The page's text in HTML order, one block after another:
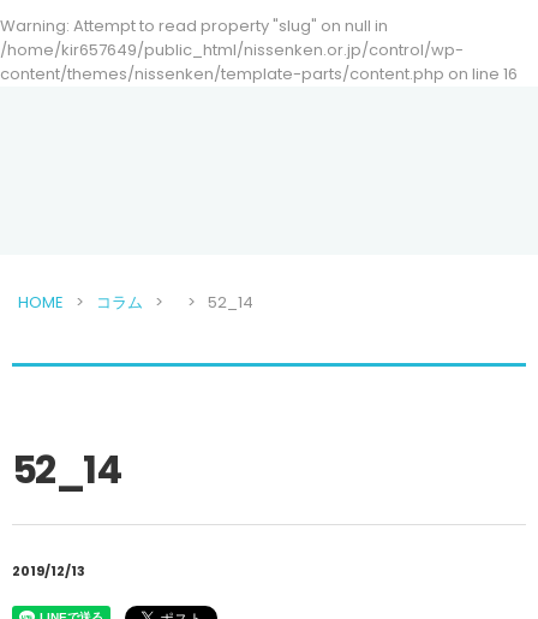
Warning: Attempt to read property "slug" on null in
/home/kir657649/public_html/nissenken.or.jp/control/wp-
content/themes/nissenken/template-parts/content.php on line 16
HOME コラム 52_14
52_14
2019/12/13